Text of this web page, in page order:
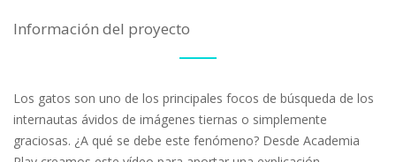
Información del proyecto
Los gatos son uno de los principales focos de búsqueda de los
internautas ávidos de imágenes tiernas o simplemente
graciosas. ¿A qué se debe este fenómeno? Desde Academia